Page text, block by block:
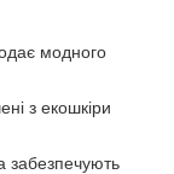
модного
з екошкіри
забезпечують